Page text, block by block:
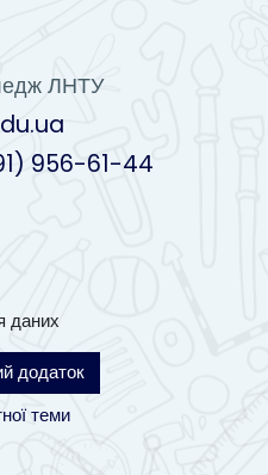
ЛНТУ
956-61-44
даних
додаток
теми